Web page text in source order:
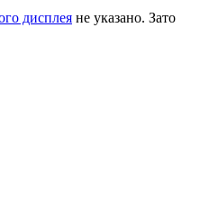
дисплея не указано. Зато